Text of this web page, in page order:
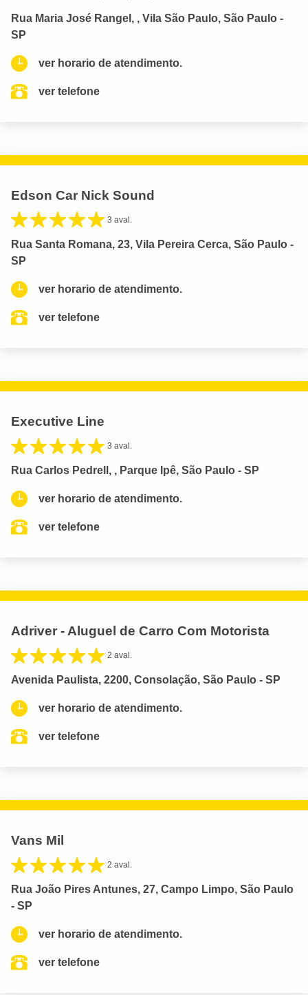
Rua Maria José Rangel, , Vila São Paulo, São Paulo -
SP
ver horario de atendimento.
ver telefone
Edson Car Nick Sound
3 aval.
Rua Santa Romana, 23, Vila Pereira Cerca, São Paulo -
SP
ver horario de atendimento.
ver telefone
Executive Line
3 aval.
Rua Carlos Pedrell, , Parque Ipê, São Paulo - SP
ver horario de atendimento.
ver telefone
Adriver - Aluguel de Carro Com Motorista
2 aval.
Avenida Paulista, 2200, Consolação, São Paulo - SP
ver horario de atendimento.
ver telefone
Vans Mil
2 aval.
Rua João Pires Antunes, 27, Campo Limpo, São Paulo
- SP
ver horario de atendimento.
ver telefone